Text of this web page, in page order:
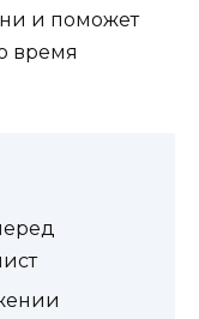
и поможет
время